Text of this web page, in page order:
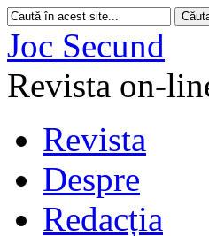
Joc Secund
Revista on-
Revista
Despre
Redacția